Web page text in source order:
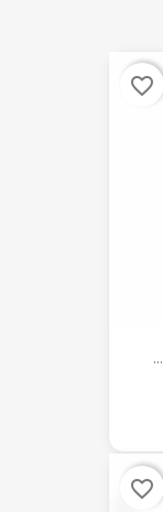
favorite_border
favorite_border